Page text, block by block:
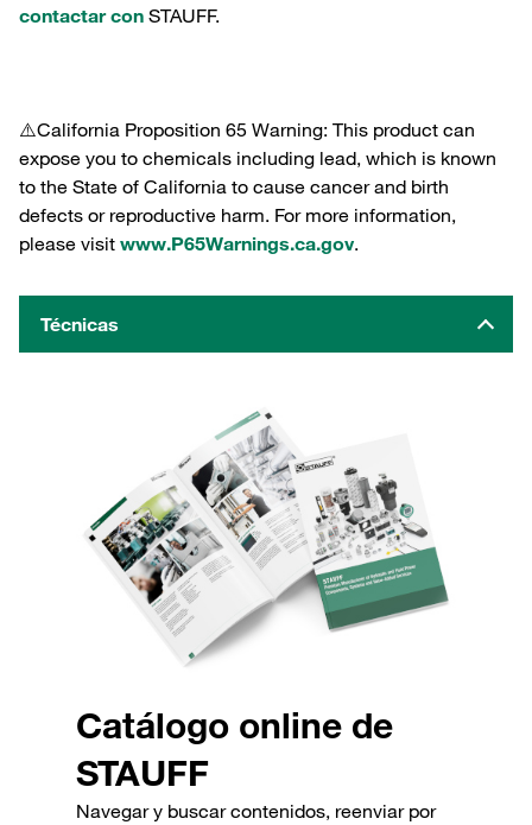
contactar con STAUFF.
⚠️California Proposition 65 Warning: This product can
expose you to chemicals including lead, which is known
to the State of California to cause cancer and birth
defects or reproductive harm. For more information,
please visit www.P65Warnings.ca.gov.
Técnicas
Catálogo online de
STAUFF
Navegar y buscar contenidos, reenviar por